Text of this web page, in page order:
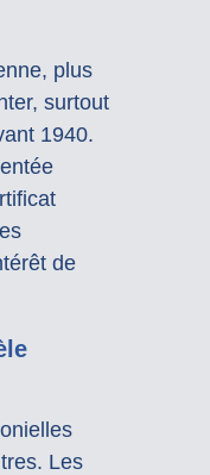
plus
surtout
1940.
de
Les